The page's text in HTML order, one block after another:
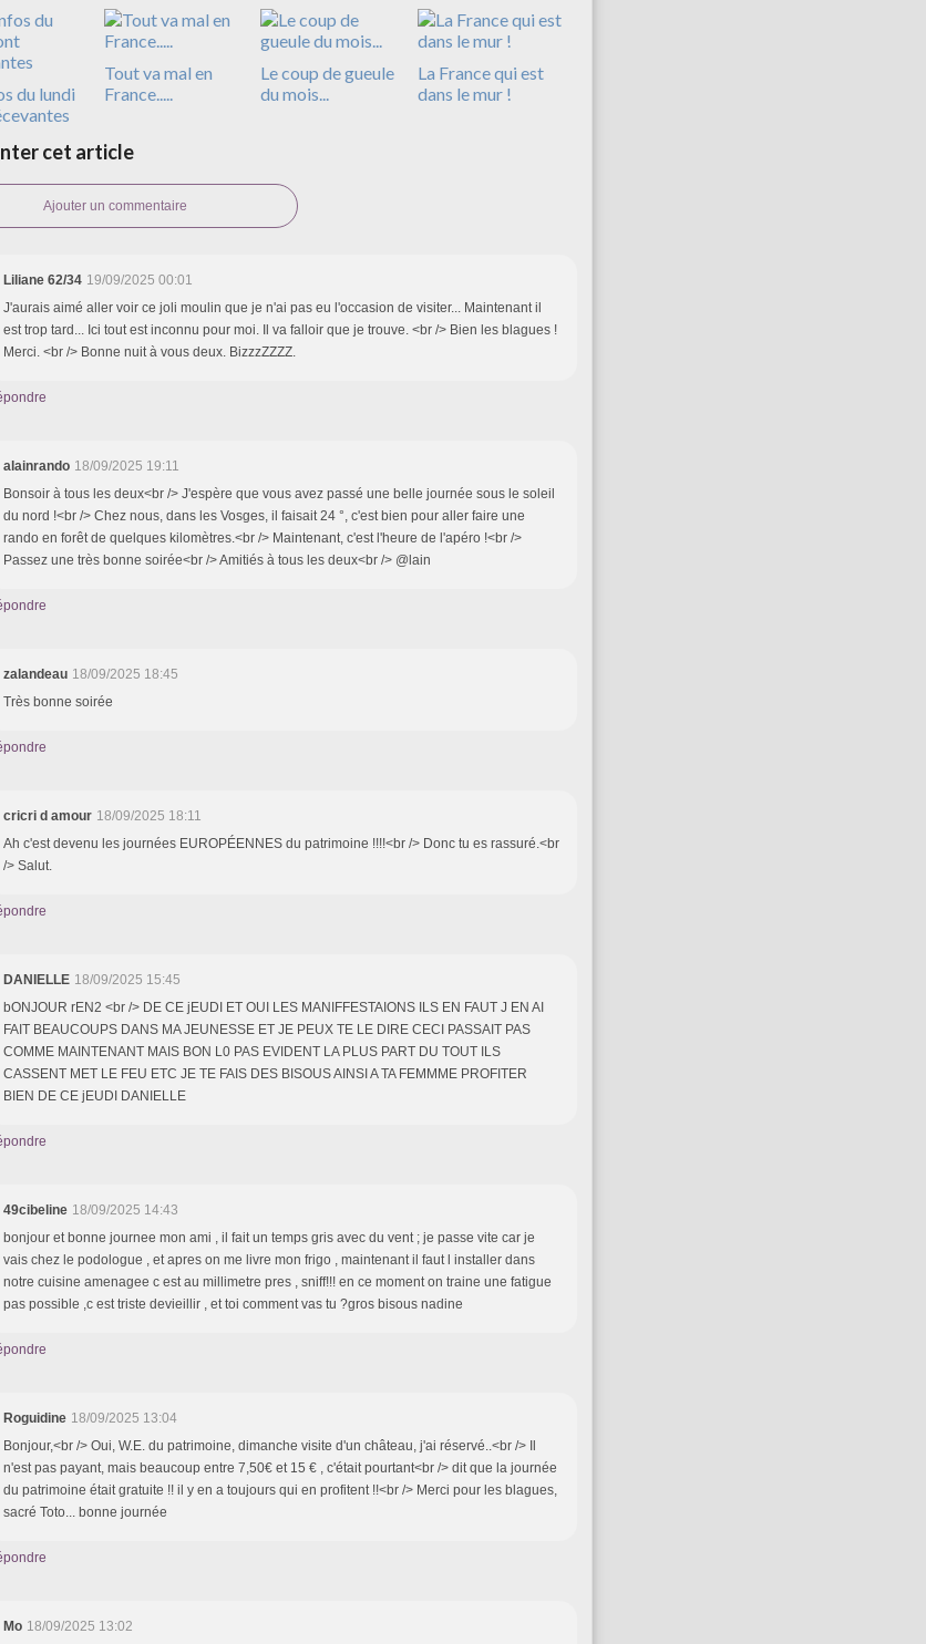
du lundi
Tout va mal en
France.....
Le coup de gueule
du mois...
La France qui est
dans le mur !
cet article
Ajouter un commentaire
Liliane 62/34 19/09/2025 00:01
J'aurais aimé aller voir ce joli moulin que je n'ai pas eu l'occasion de visiter... Maintenant il
est trop tard... Ici tout est inconnu pour moi. Il va falloir que je trouve. <br /> Bien les blagues !
Merci. <br /> Bonne nuit à vous deux. BizzzZZZZ.
alainrando 18/09/2025 19:11
Bonsoir à tous les deux<br /> J'espère que vous avez passé une belle journée sous le soleil
du nord !<br /> Chez nous, dans les Vosges, il faisait 24 °, c'est bien pour aller faire une
rando en forêt de quelques kilomètres.<br /> Maintenant, c'est l'heure de l'apéro !<br />
Passez une très bonne soirée<br /> Amitiés à tous les deux<br /> @lain
zalandeau 18/09/2025 18:45
Très bonne soirée
cricri d amour 18/09/2025 18:11
Ah c'est devenu les journées EUROPÉENNES du patrimoine !!!!<br /> Donc tu es rassuré.<br
/> Salut.
DANIELLE 18/09/2025 15:45
bONJOUR rEN2 <br /> DE CE jEUDI ET OUI LES MANIFFESTAIONS ILS EN FAUT J EN AI
FAIT BEAUCOUPS DANS MA JEUNESSE ET JE PEUX TE LE DIRE CECI PASSAIT PAS
COMME MAINTENANT MAIS BON L0 PAS EVIDENT LA PLUS PART DU TOUT ILS
CASSENT MET LE FEU ETC JE TE FAIS DES BISOUS AINSI A TA FEMMME PROFITER
BIEN DE CE jEUDI DANIELLE
49cibeline 18/09/2025 14:43
bonjour et bonne journee mon ami , il fait un temps gris avec du vent ; je passe vite car je
vais chez le podologue , et apres on me livre mon frigo , maintenant il faut l installer dans
notre cuisine amenagee c est au millimetre pres , sniff!!! en ce moment on traine une fatigue
pas possible ,c est triste devieillir , et toi comment vas tu ?gros bisous nadine
Roguidine 18/09/2025 13:04
Bonjour,<br /> Oui, W.E. du patrimoine, dimanche visite d'un château, j'ai réservé..<br /> Il
n'est pas payant, mais beaucoup entre 7,50€ et 15 € , c'était pourtant<br /> dit que la journée
du patrimoine était gratuite !! il y en a toujours qui en profitent !!<br /> Merci pour les blagues,
sacré Toto... bonne journée
Mo 18/09/2025 13:02